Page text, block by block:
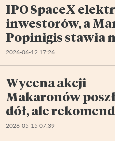
IPO SpaceX
inwestorów, a
Popinigis stawia
start-upy
(Najważniejsze
informacje dnia)
2026-06-12 17:26
Wycena akcji
Makaronów
dół, ale
nadal jest
2026-05-15 07:39